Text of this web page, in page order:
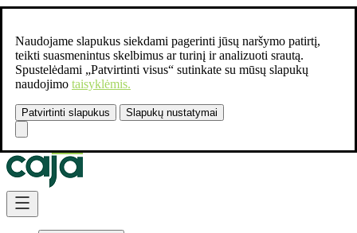
Naudojame slapukus siekdami pagerinti jūsų naršymo patirtį,
teikti suasmenintus skelbimus ar turinį ir analizuoti srautą.
Spustelėdami „Patvirtinti visus“ sutinkate su mūsų slapukų
naudojimo taisyklėmis.
Patvirtinti slapukus Slapukų nustatymai
Susisiekite:
Skip to Content